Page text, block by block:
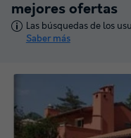
mejores ofertas
Las búsquedas de los
Saber más